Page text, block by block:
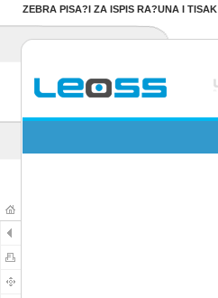
ZEBRA PISA?I ZA ISPIS RA?UNA I TISAK